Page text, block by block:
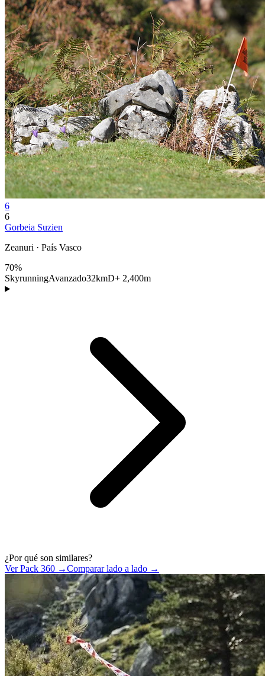
6
6
Gorbeia Suzien
Zeanuri · País Vasco
70%
SkyrunningAvanzado32kmD+ 2,400m
¿Por qué son similares?
Ver Pack 360 →Comparar lado a lado →